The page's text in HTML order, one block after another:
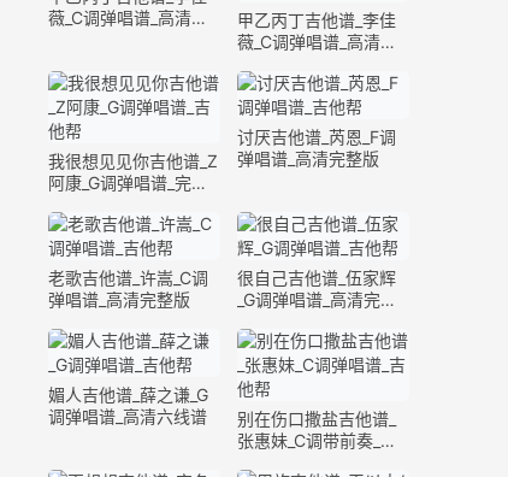
薇_C调弹唱谱_高清六
甲乙丙丁吉他谱_李佳
薇_C调弹唱谱_高清六
我很想见见你吉他谱_Z
阿康_G调弹唱谱_完整
讨厌吉他谱_芮恩_F调
弹唱谱_高清完整版
老歌吉他谱_许嵩_C调
弹唱谱_高清完整版
很自己吉他谱_伍家辉
_G调弹唱谱_高清完整
媚人吉他谱_薛之谦_G
调弹唱谱_高清六线谱
别在伤口撒盐吉他谱_
张惠妹_C调带前奏_完